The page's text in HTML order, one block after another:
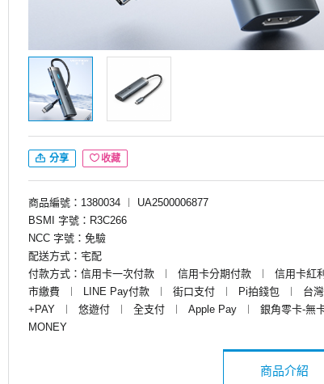
分享 收藏
商品編號：1380034 ︱
UA2500006877
BSMI 字號：R3C266
NCC 字號：免驗
配送方式：宅配
付款方式：信用卡一次付款
︱ 信用卡分期付款 ︱ 信用卡紅
市繳費
︱ LINE Pay付款 ︱ 街口支付 ︱ Pi拍錢包 ︱ 台
+PAY
︱ 悠遊付 ︱ 全支付 ︱ Apple Pay ︱ 銀角零卡-無
MONEY
商品介紹